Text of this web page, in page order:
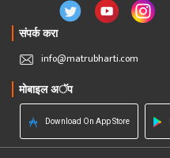
संपर्क करा
info@matrubharti.com
मोबाइल अॅप
Download On App Store